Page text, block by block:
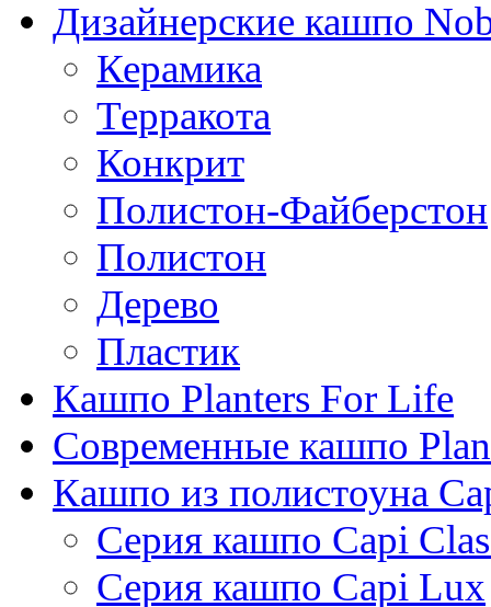
Дизайнерские кашпо
Керамика
Терракота
Конкрит
Полистон-Файберстон
Полистон
Дерево
Пластик
Кашпо Planters For Life
Современные кашпо
Кашпо из полистоуна
Серия кашпо Capi
Серия кашпо Capi Lux